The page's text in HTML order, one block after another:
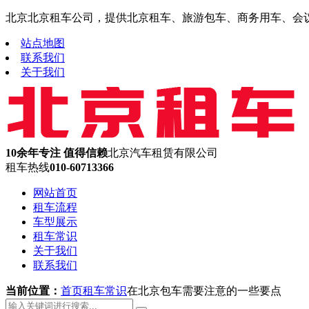
北京北京租车公司，提供北京租车、旅游包车、商务用车、
站点地图
联系我们
关于我们
10余年专注 值得信赖北京汽车租赁有限公司
租车热线010-60713366
网站首页
租车流程
车型展示
租车常识
关于我们
联系我们
当前位置： 首页租车常识在北京包车需要注意的一些要点